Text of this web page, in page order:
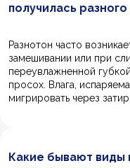
получилась
Разнотон часто
замешивании или при
переувлажненной
просох. Влага,
мигрировать через
Какие бывают виды